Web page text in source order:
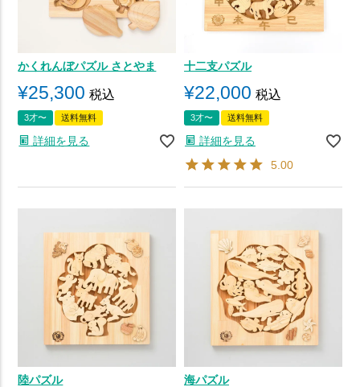
かくれんぼパズル さとやま
¥25,300 税込
3才〜 送料無料
詳細を見る
十二支パズル
¥22,000 税込
3才〜 送料無料
詳細を見る
5.00
陸パズル 海パズル